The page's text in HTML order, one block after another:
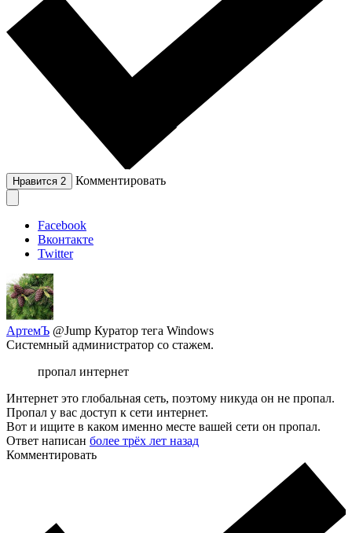
Нравится 2 Комментировать
Facebook
Вконтакте
Twitter
АртемЪ @Jump Куратор тега Windows
Системный администратор со стажем.
пропал интернет
Интернет это глобальная сеть, поэтому никуда он не пропал.
Пропал у вас доступ к сети интернет.
Вот и ищите в каком именно месте вашей сети он пропал.
Ответ написан более трёх лет назад
Комментировать